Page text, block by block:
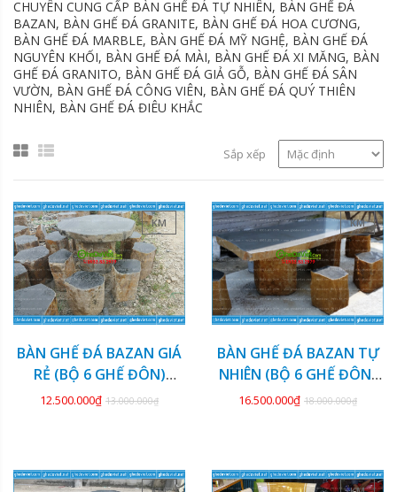
CHUYÊN CUNG CẤP BÀN GHẾ ĐÁ TỰ NHIÊN, BÀN GHẾ ĐÁ
BAZAN, BÀN GHẾ ĐÁ GRANITE, BÀN GHẾ ĐÁ HOA CƯƠNG,
BÀN GHẾ ĐÁ MARBLE, BÀN GHẾ ĐÁ MỸ NGHỆ, BÀN GHẾ ĐÁ
NGUYÊN KHỐI, BÀN GHẾ ĐÁ MÀI, BÀN GHẾ ĐÁ XI MĂNG, BÀN
GHẾ ĐÁ GRANITO, BÀN GHẾ ĐÁ GIẢ GỖ, BÀN GHẾ ĐÁ SÂN
VƯỜN, BÀN GHẾ ĐÁ CÔNG VIÊN, BÀN GHẾ ĐÁ QUÝ THIÊN
NHIÊN, BÀN GHẾ ĐÁ ĐIÊU KHẮC
Sắp xếp
KM
BÀN GHẾ ĐÁ BAZAN GIÁ
RẺ (BỘ 6 GHẾ ĐÔN)
GDBZ-20
12.500.000₫ 13.000.000₫
KM
BÀN GHẾ ĐÁ BAZAN TỰ
NHIÊN (BỘ 6 GHẾ ĐÔN)
GDBZ-19
16.500.000₫ 18.000.000₫